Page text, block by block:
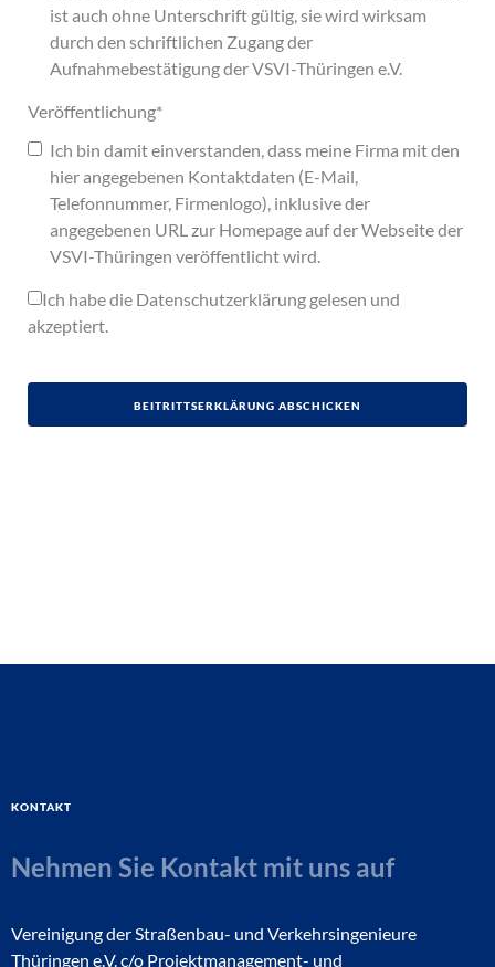
ist auch ohne Unterschrift gültig, sie wird wirksam
durch den schriftlichen Zugang der
Aufnahmebestätigung der VSVI-Thüringen e.V.
Veröffentlichung*
Ich bin damit einverstanden, dass meine Firma mit den
hier angegebenen Kontaktdaten (E-Mail,
Telefonnummer, Firmenlogo), inklusive der
angegebenen URL zur Homepage auf der Webseite der
VSVI-Thüringen veröffentlicht wird.
Ich habe die Datenschutzerklärung gelesen und
akzeptiert.
Kontakt
Nehmen Sie Kontakt mit uns auf
Vereinigung der Straßenbau- und Verkehrsingenieure
Thüringen e.V. c/o Projektmanagement- und